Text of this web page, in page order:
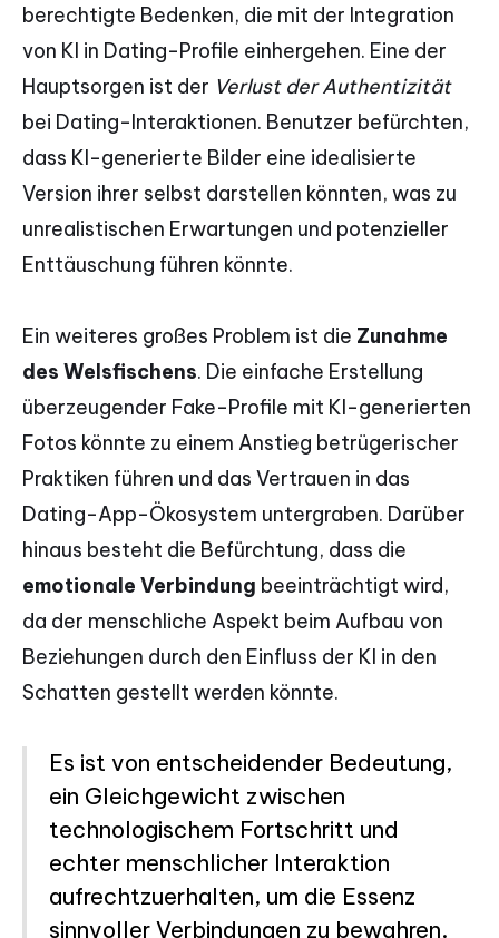
berechtigte Bedenken, die mit der Integration
von KI in Dating-Profile einhergehen. Eine der
Hauptsorgen ist der Verlust der Authentizität
bei Dating-Interaktionen. Benutzer befürchten,
dass KI-generierte Bilder eine idealisierte
Version ihrer selbst darstellen könnten, was zu
unrealistischen Erwartungen und potenzieller
Enttäuschung führen könnte.
Ein weiteres großes Problem ist die Zunahme
des Welsfischens. Die einfache Erstellung
überzeugender Fake-Profile mit KI-generierten
Fotos könnte zu einem Anstieg betrügerischer
Praktiken führen und das Vertrauen in das
Dating-App-Ökosystem untergraben. Darüber
hinaus besteht die Befürchtung, dass die
emotionale Verbindung beeinträchtigt wird,
da der menschliche Aspekt beim Aufbau von
Beziehungen durch den Einfluss der KI in den
Schatten gestellt werden könnte.
Es ist von entscheidender Bedeutung,
ein Gleichgewicht zwischen
technologischem Fortschritt und
echter menschlicher Interaktion
aufrechtzuerhalten, um die Essenz
sinnvoller Verbindungen zu bewahren.